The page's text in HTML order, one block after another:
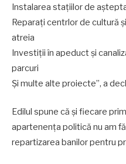
Instalarea stațiilor de
Reparați centrlor de cultură
atreia
Investiții în apeduct și
parcuri
Și multe alte proiecte”, a
Edilul spune că și fiecare
apartenența politică nu am
repartizarea banilor pentru